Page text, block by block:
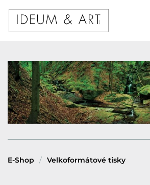
E-Shop Velkoformátové tisky